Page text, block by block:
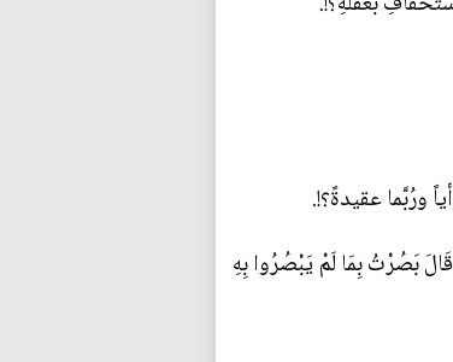
ورُبَّما عقيدةً؟!.
بَصُرْتُ بِمَا لَمْ يَبْصُرُوا بِهِ